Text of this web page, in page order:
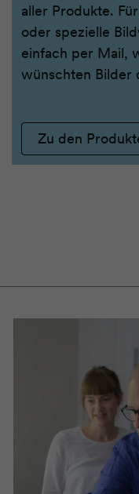
aller Produkte.
oder spezielle
einfach per Mail,
wünschten Bilder
Zu den